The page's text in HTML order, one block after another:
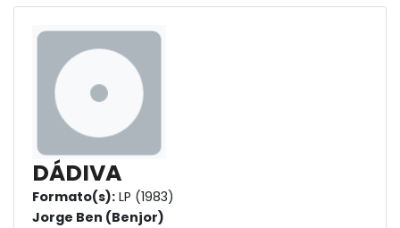
DÁDIVA
Formato(s): LP (1983)
Jorge Ben (Benjor)